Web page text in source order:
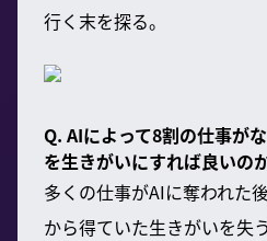
行く末を探る。
Q. AIによって8割の仕事が
を生きがいにすれば良いの
多くの仕事がAIに奪われた
から得ていた生きがいを失